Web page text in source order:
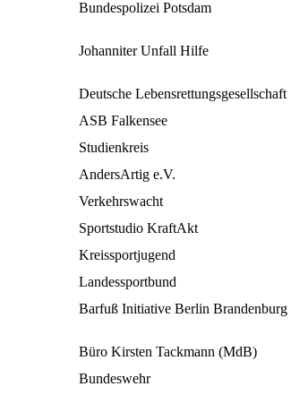
Bundespolizei Potsdam
Johanniter Unfall Hilfe
Deutsche Lebensrettungsgesellschaft
ASB Falkensee
Studienkreis
AndersArtig e.V.
Verkehrswacht
Sportstudio KraftAkt
Kreissportjugend
Landessportbund
Barfuß Initiative Berlin Brandenburg
Büro Kirsten Tackmann (MdB)
Bundeswehr